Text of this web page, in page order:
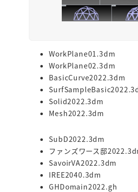
WorkPlane01.3dm
WorkPlane02.3dm
BasicCurve2022.3dm
Solid2022.3dm
Mesh2022.3dm
SubD2022.3dm
ファンズワース邸
SavoirVA2022.3dm
IREE2040.3dm
GHDomain2022.gh